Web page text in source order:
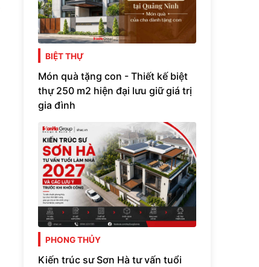
BIỆT THỰ
Món quà tặng con - Thiết kế biệt
thự 250 m2 hiện đại lưu giữ giá trị
gia đình
PHONG THỦY
Kiến trúc sư Sơn Hà tư vấn tuổi